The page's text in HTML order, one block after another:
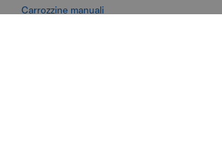
Carrozzine manuali